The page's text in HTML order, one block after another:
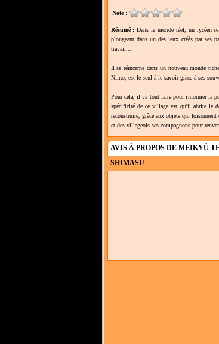
Note :
Résumé : Dans le monde réel, un lycéen
plongeant dans un des jeux créés par ses
travail...
Il se réincarne dans un nouveau monde
Niino, est le seul à le savoir grâce à ses
Pour cela, il va tout faire pour informer la
spécificité de ce village est qu'il abrite le
reconstruire, grâce aux objets qui
et des villageois ses compagnons pour
AVIS À PROPOS DE MEIKYÛ
SHIMASU